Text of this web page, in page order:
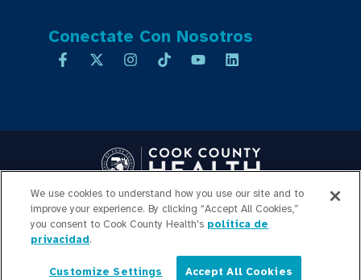
Conectate Con Nosotros
Copyright © 2026 Cook County Health. All Rights Reserved.
INICIO DE SESIÓN DE
EMPLEADOS
TRANSPARENCIA DE
PRECIOS
MAPA DEL SITIO Español
We use cookies to understand how you use our site and to
improve your experience. By clicking “Accept All Cookies,”
you consent to Cook County Health's política de
privacidad.
Customize Settings Accept All Cookies